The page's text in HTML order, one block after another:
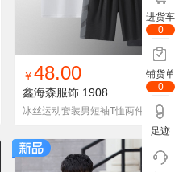
找同款 加入铺货单 收藏
￥48.00 18小
鑫海森服饰 1908
进货车
0
铺货单
0
足迹